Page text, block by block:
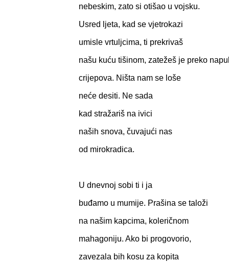
nebeskim, zato si otišao u vojsku.
Usred ljeta, kad se vjetrokazi
umisle vrtuljcima, ti prekrivaš
našu kuću tišinom, zatežeš je preko
crijepova. Ništa nam se loše
neće desiti. Ne sada
kad stražariš na ivici
naših snova, čuvajući nas
od mirokradica.
U dnevnoj sobi ti i ja
buđamo u mumije. Prašina se taloži
na našim kapcima, koleričnom
mahagoniju. Ako bi progovorio,
zavezala bih kosu za kopita